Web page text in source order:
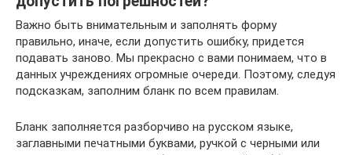
Важно быть внимательным и заполнять форму
правильно, иначе, если допустить ошибку, придется
подавать заново. Мы прекрасно с вами понимаем, что в
данных учреждениях огромные очереди. Поэтому, следуя
подсказкам, заполним бланк по всем правилам.
Бланк заполняется разборчиво на русском языке,
заглавными печатными буквами, ручкой с черными или